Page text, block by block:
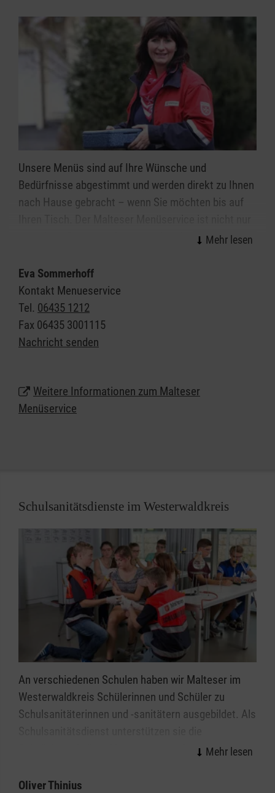
Unsere Menüs sind auf Ihre Wünsche und
Bedürfnisse abgestimmt und werden direkt zu Ihnen
nach Hause gebracht – wenn Sie möchten bis auf
irgendein „Essen auf Rädern“ oder Mahlzeitendienst.
leckere Menü-Auswahl und nicht zuletzt für die
Freude am persönlichen Kontakt.
Lassen Sie sich beraten und erhalten weitere
Informationen zum Malteser Menüservice
in Wallmerod/Westerwaldkreis.
an und bestellen Sie Ihr erstes Menü.
Eva Sommerhoff
Kontakt Menueservice
Tel. 06435 1212
Fax 06435 3001115
Nachricht senden
Weitere Informationen zum Malteser
Menüservice
Schulsanitätsdienste im Westerwaldkreis
An verschiedenen Schulen haben wir Malteser im
Westerwaldkreis Schülerinnen und Schüler zu
Schulsanitäterinnen und -sanitätern ausgebildet. Als
Schulleitung in ihrer Verantwortung für die
Lehrkräfte. Sie springen bei Notfällen ein.
Oliver Thinius